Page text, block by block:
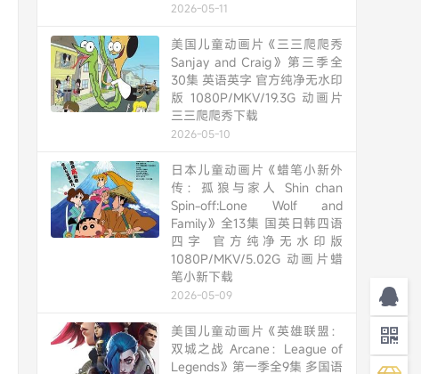
2026-05-11
美国儿童动画片《三三爬爬秀
Sanjay and Craig》第三季全
30集 英语英字 官方纯净无水印
版 1080P/MKV/19.3G 动画片
三三爬爬秀下载
2026-05-10
日本儿童动画片《蜡笔小新外
传：孤狼与家人 Shin chan
Spin-off:Lone Wolf and
Family》全13集 国英日韩四语
四字 官方纯净无水印版
1080P/MKV/5.02G 动画片蜡
笔小新下载
2026-05-09
美国儿童动画片《英雄联盟：
双城之战 Arcane：League of
Legends》第一季全9集 多国语